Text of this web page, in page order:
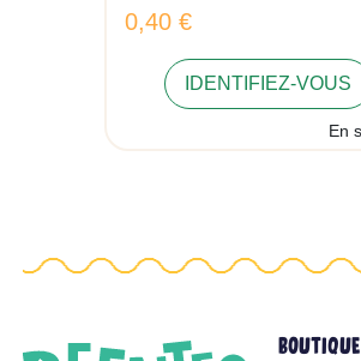
0,40 €
IDENTIFIEZ-VOUS
En
BOUTIQUE